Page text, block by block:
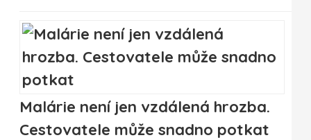
Malárie není jen vzdálená hrozba.
Cestovatele může snadno potkat